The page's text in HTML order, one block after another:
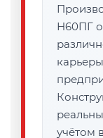
Н60ПГ
учётом